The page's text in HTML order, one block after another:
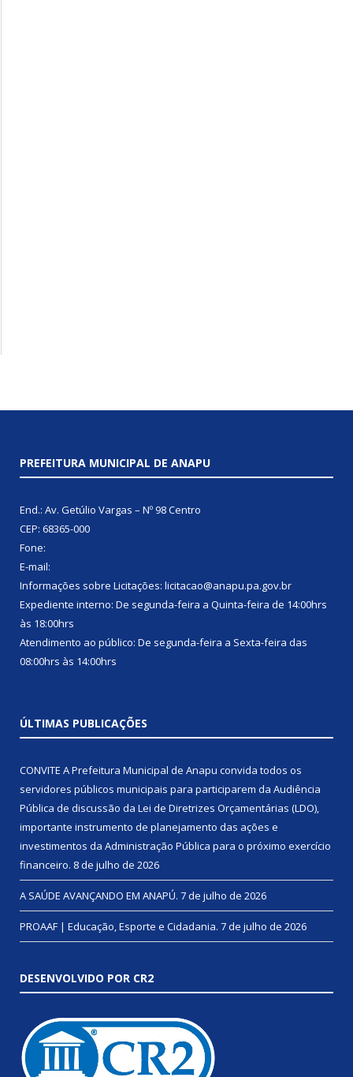
PREFEITURA MUNICIPAL DE ANAPU
End.: Av. Getúlio Vargas – Nº 98 Centro
CEP: 68365-000
Fone:
E-mail:
Informações sobre Licitações: licitacao@anapu.pa.gov.br
Expediente interno: De segunda-feira a Quinta-feira de 14:00hrs
às 18:00hrs
Atendimento ao público: De segunda-feira a Sexta-feira das
08:00hrs às 14:00hrs
ÚLTIMAS PUBLICAÇÕES
CONVITE A Prefeitura Municipal de Anapu convida todos os
servidores públicos municipais para participarem da Audiência
Pública de discussão da Lei de Diretrizes Orçamentárias (LDO),
importante instrumento de planejamento das ações e
investimentos da Administração Pública para o próximo exercício
financeiro. 8 de julho de 2026
A SAÚDE AVANÇANDO EM ANAPÚ. 7 de julho de 2026
PROAAF | Educação, Esporte e Cidadania. 7 de julho de 2026
DESENVOLVIDO POR CR2